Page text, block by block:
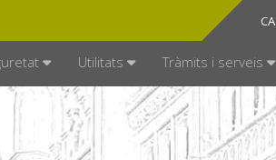
CA
ES
Utilitats Tràmits i serveis